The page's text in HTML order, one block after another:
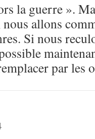
la guerre ».
allons
Si nous
par les